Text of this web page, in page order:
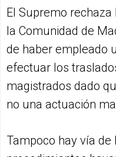
El Supremo
la Comunidad de
de haber empleado
efectuar los
magistrados dado
no una actuación
Tampoco hay vía